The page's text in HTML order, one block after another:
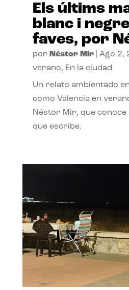
Els últims
blanc i
faves, por
por Néstor Mir| Ago 2,
verano, En la ciudad
Un relato ambientado
como Valencia en
Néstor Mir, que conoce
que escribe.